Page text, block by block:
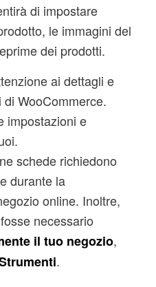
di impostare
le immagini del
dei prodotti.
ai dettagli e
WooCommerce.
impostazioni e
schede richiedono
durante la
online. Inoltre,
necessario
il tuo negozio,
.